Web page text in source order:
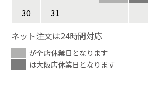
30
31
ネット注文は24時間対応
が全店休業日となります
は大阪店休業日となります